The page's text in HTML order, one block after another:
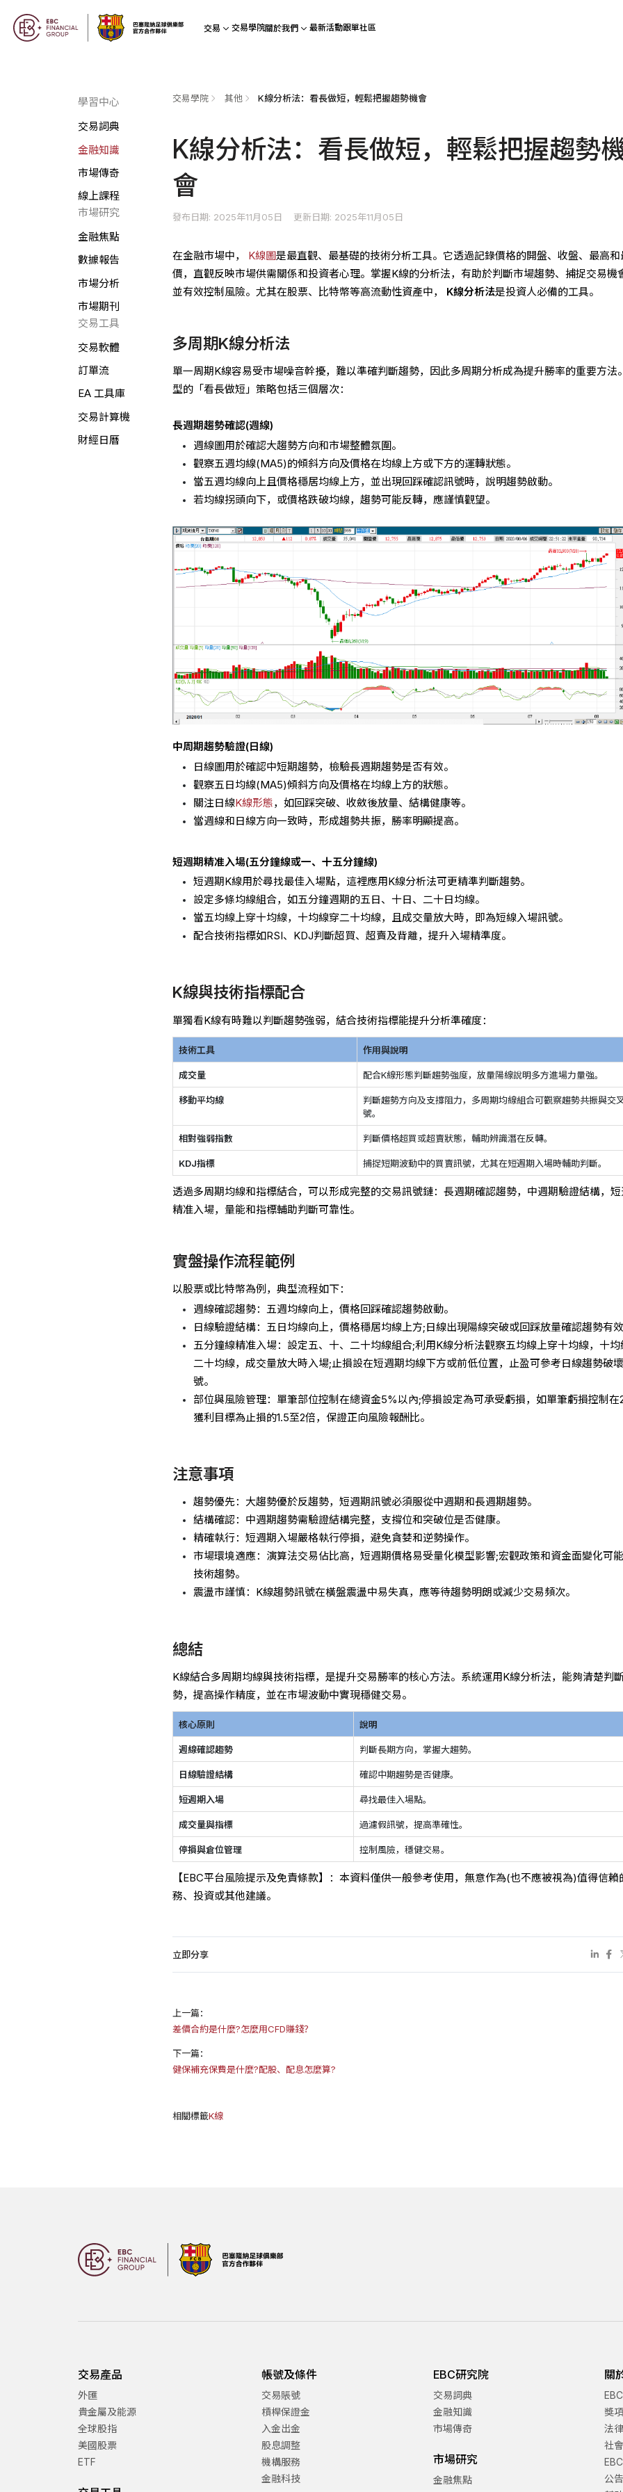
交易 交易學院關於我們 最新活動跟單社區
學習中心
交易詞典
金融知識
市場傳奇
線上課程
市場研究
金融焦點
數據報告
市場分析
市場期刊
交易工具
交易軟體
訂單流
EA 工具庫
交易計算機
財經日曆
交易學院 其他 K線分析法：看長做短，輕鬆把握趨勢機會
K線分析法：看長做短，輕鬆把握趨勢
會
發布日期: 2025年11月05日 更新日期: 2025年11月05日
在金融市場中， K線圖是最直觀、最基礎的技術分析工具。它透過記錄價格的開盤、收盤、最高和
價，直觀反映市場供需關係和投資者心理。掌握K線的分析法，有助於判斷市場趨勢、捕捉交易機
並有效控制風險。尤其在股票、比特幣等高流動性資產中， K線分析法是投資人必備的工具。
多周期K線分析法
單一周期K線容易受市場噪音幹擾，難以準確判斷趨勢，因此多周期分析成為提升勝率的重要方法
型的「看長做短」策略包括三個層次：
長週期趨勢確認(週線)
週線圖用於確認大趨勢方向和市場整體氛圍。
觀察五週均線(MA5)的傾斜方向及價格在均線上方或下方的運轉狀態。
當五週均線向上且價格穩居均線上方，並出現回踩確認訊號時，說明趨勢啟動。
若均線拐頭向下，或價格跌破均線，趨勢可能反轉，應謹慎觀望。
中周期趨勢驗證(日線)
日線圖用於確認中短期趨勢，檢驗長週期趨勢是否有效。
觀察五日均線(MA5)傾斜方向及價格在均線上方的狀態。
關注日線K線形態，如回踩突破、收斂後放量、結構健康等。
當週線和日線方向一致時，形成趨勢共振，勝率明顯提高。
短週期精准入場(五分鐘線或一、十五分鐘線)
短週期K線用於尋找最佳入場點，這裡應用K線分析法可更精準判斷趨勢。
設定多條均線組合，如五分鐘週期的五日、十日、二十日均線。
當五均線上穿十均線，十均線穿二十均線，且成交量放大時，即為短線入場訊號。
配合技術指標如RSI、KDJ判斷超買、超賣及背離，提升入場精準度。
K線與技術指標配合
單獨看K線有時難以判斷趨勢強弱，結合技術指標能提升分析準確度：
技術工具 作用與說明
成交量 配合K線形態判斷趨勢強度，放量陽線說明多方進場力量強。
移動平均線
判斷趨勢方向及支撐阻力，多周期均線組合可觀察趨勢共振與交
號。
相對強弱指數 判斷價格超買或超賣狀態，輔助辨識潛在反轉。
KDJ指標 捕捉短期波動中的買賣訊號，尤其在短週期入場時輔助判斷。
透過多周期均線和指標結合，可以形成完整的交易訊號鏈：長週期確認趨勢，中週期驗證結構，
精准入場，量能和指標輔助判斷可靠性。
實盤操作流程範例
以股票或比特幣為例，典型流程如下：
週線確認趨勢：五週均線向上，價格回踩確認趨勢啟動。
日線驗證結構：五日均線向上，價格穩居均線上方;日線出現陽線突破或回踩放量確認趨勢有
五分鐘線精准入場：設定五、十、二十均線組合;利用K線分析法觀察五均線上穿十均線，十均
二十均線，成交量放大時入場;止損設在短週期均線下方或前低位置，止盈可參考日線趨勢破
號。
部位與風險管理：單筆部位控制在總資金5%以內;停損設定為可承受虧損，如單筆虧損控制在
獲利目標為止損的1.5至2倍，保證正向風險報酬比。
注意事項
趨勢優先：大趨勢優於反趨勢，短週期訊號必須服從中週期和長週期趨勢。
結構確認：中週期趨勢需驗證結構完整，支撐位和突破位是否健康。
精確執行：短週期入場嚴格執行停損，避免貪婪和逆勢操作。
市場環境適應：演算法交易佔比高，短週期價格易受量化模型影響;宏觀政策和資金面變化可
技術趨勢。
震盪市謹慎：K線趨勢訊號在橫盤震盪中易失真，應等待趨勢明朗或減少交易頻次。
總結
K線結合多周期均線與技術指標，是提升交易勝率的核心方法。系統運用K線分析法，能夠清楚判
勢，提高操作精度，並在市場波動中實現穩健交易。
核心原則 說明
週線確認趨勢 判斷長期方向，掌握大趨勢。
日線驗證結構 確認中期趨勢是否健康。
短週期入場 尋找最佳入場點。
成交量與指標 過濾假訊號，提高準確性。
停損與倉位管理 控制風險，穩健交易。
【EBC平台風險提示及免責條款】：本資料僅供一般參考使用，無意作為(也不應被視為)值得信賴
務、投資或其他建議。
立即分享
上一篇：
差價合約是什麼?怎麼用CFD賺錢？
下一篇：
健保補充保費是什麼?配股、配息怎麼算?
相關標籤K線
交易產品
外匯
貴金屬及能源
全球股指
美國股票
ETF
帳號及條件
交易賬號
槓桿保證金
入金出金
股息調整
機構服務
金融科技
EBC研究院
交易詞典
金融知識
市場傳奇
市場研究
金融焦點
關
獎
法
社
公